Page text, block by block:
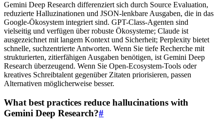
Gemini Deep Research differenziert sich durch Source Evaluation,
reduzierte Halluzinationen und JSON-lenkbare Ausgaben, die in das
Google-Ökosystem integriert sind. GPT-Class-Agenten sind
vielseitig und verfügen über robuste Ökosysteme; Claude ist
ausgezeichnet mit langem Kontext und Sicherheit; Perplexity bietet
schnelle, suchzentrierte Antworten. Wenn Sie tiefe Recherche mit
strukturierten, zitierfähigen Ausgaben benötigen, ist Gemini Deep
Research überzeugend. Wenn Sie Open-Ecosystem-Tools oder
kreatives Schreibtalent gegenüber Zitaten priorisieren, passen
Alternativen möglicherweise besser.
What best practices reduce hallucinations with
Gemini Deep Research?#